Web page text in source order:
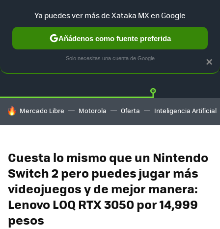
GUÍA DE COMPRAS MERCADO LIBRE
HOY SE HABLA DE
Mercado Libre Motorola Oferta Inteligencia Artificial
Cuesta lo mismo que un Nintendo
Switch 2 pero puedes jugar más
videojuegos y de mejor manera:
Lenovo LOQ RTX 3050 por 14,999
pesos
×
Ya puedes ver más de Xataka MX en Google
Añádenos como fuente preferida
Solo necesitas una cuenta de Google